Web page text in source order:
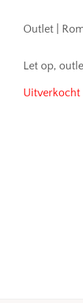
Outlet |
Let op,
Uitverkocht